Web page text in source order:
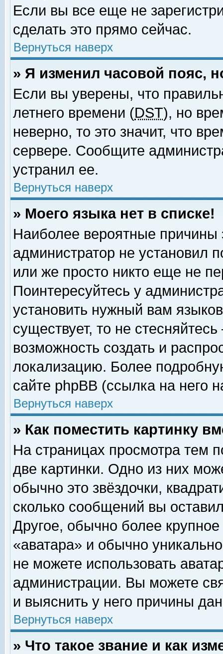
Если вы все еще не
сделать это прямо сейчас.
Вернуться наверх
» Я изменил часовой пояс,
Если вы уверены, что
летнего времени (DST), но
неверно, то это значит, что
сервере. Сообщите
устранил ее.
Вернуться наверх
» Моего языка нет в списке!
Наиболее вероятные причины
администратор не установил
или же просто никто еще не
Поинтересуйтесь у
установить нужный вам
существует, то не
возможность создать и
локализацию. Более
сайте phpBB (ссылка на него
Вернуться наверх
» Как поместить картинку
На страницах просмотра тем
две картинки. Одно из них
обычно это звёздочки,
сколько сообщений вы
Другое, обычно более
«аватара» и обычно
не можете использовать
администрации. Вы можете
и выяснить у него причины
Вернуться наверх
» Что такое звание и как